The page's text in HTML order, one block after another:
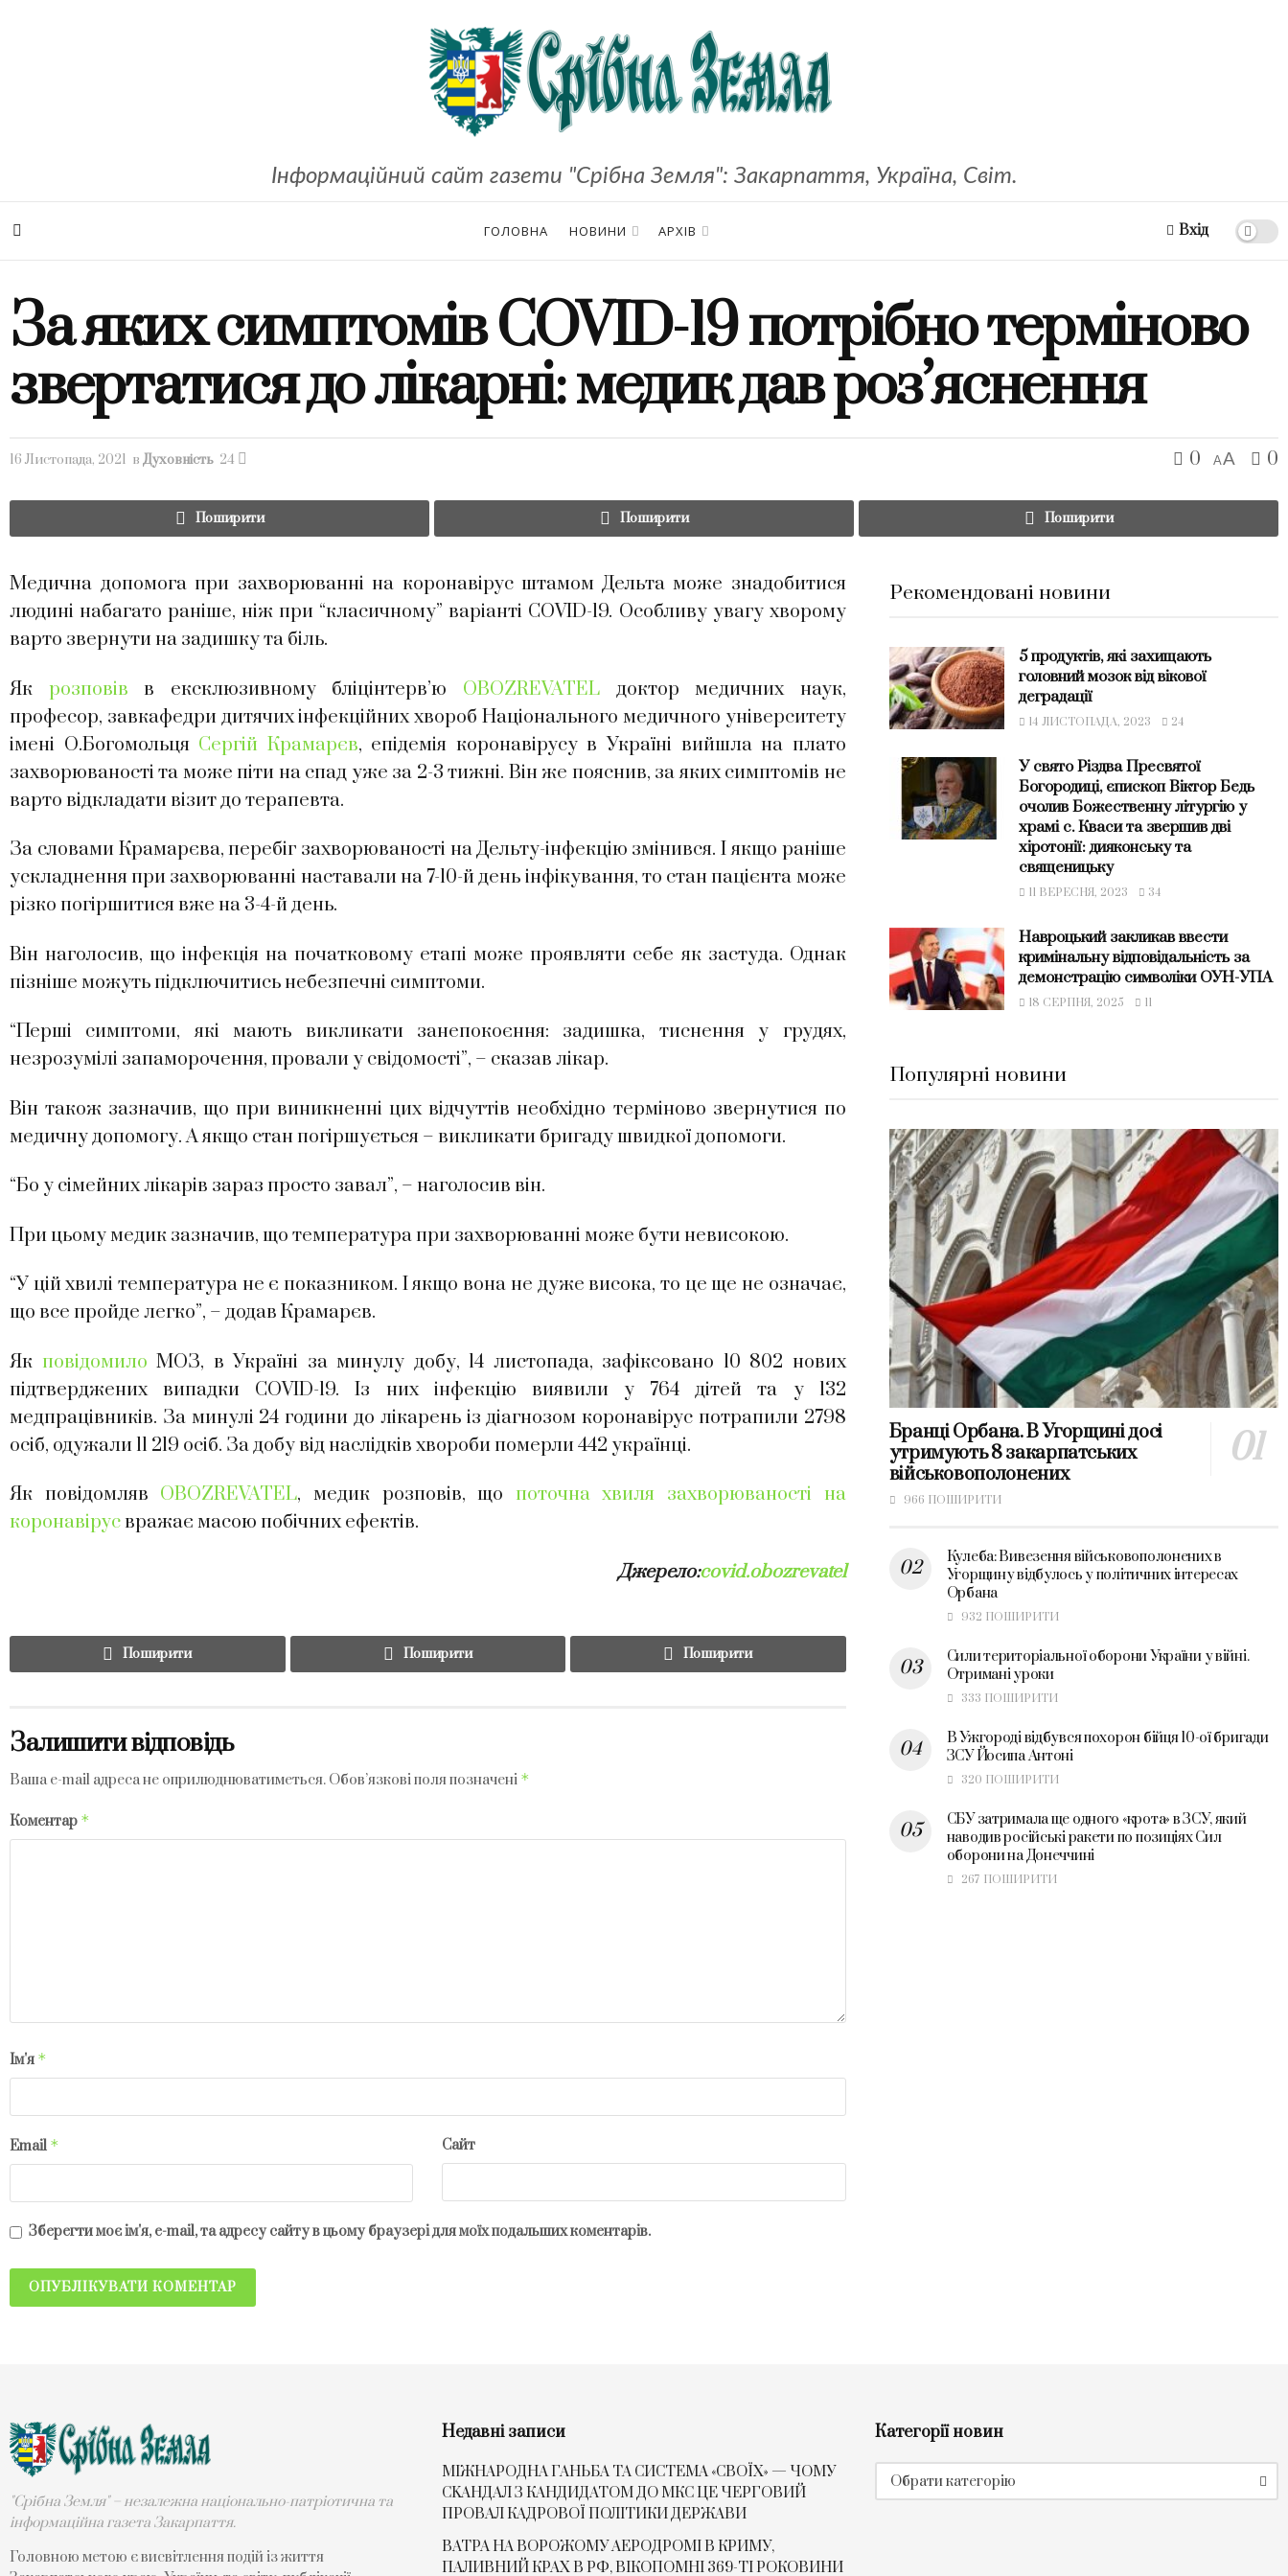
Інформаційний сайт газети "Срібна Земля": Закарпаття, Україна, Світ.
ГОЛОВНА НОВИНИ АРХІВ Вхід
За яких симптомів COVID-19 потрібно терміново
звертатися до лікарні: медик дав роз’яснення
16 Листопада, 2021 в Духовність 24 0 AA 0
Поширити Поширити Поширити
Медична допомога при захворюванні на коронавірус штамом Дельта може знадобитися
людині набагато раніше, ніж при “класичному” варіанті COVID-19. Особливу увагу хворому
варто звернути на задишку та біль.
Як розповів в ексклюзивному бліцінтерв’ю OBOZREVATELдоктор медичних наук,
професор, завкафедри дитячих інфекційних хвороб Національного медичного університету
імені О.Богомольця Сергій Крамарєв, епідемія коронавірусу в Україні вийшла на плато
захворюваності та може піти на спад уже за 2-3 тижні. Він же пояснив, за яких симптомів не
варто відкладати візит до терапевта.
За словами Крамарєва, перебіг захворюваності на Дельту-інфекцію змінився. І якщо раніше
ускладнення при захворюванні наставали на 7-10-й день інфікування, то стан пацієнта може
різко погіршитися вже на 3-4-й день.
Він наголосив, що інфекція на початковому етапі може проявляти себе як застуда. Однак
пізніше можуть підключитись небезпечні симптоми.
“Перші симптоми, які мають викликати занепокоєння: задишка, тиснення у грудях,
незрозумілі запаморочення, провали у свідомості”, – сказав лікар.
Він також зазначив, що при виникненні цих відчуттів необхідно терміново звернутися по
медичну допомогу. А якщо стан погіршується – викликати бригаду швидкої допомоги.
“Бо у сімейних лікарів зараз просто завал”, – наголосив він.
При цьому медик зазначив, що температура при захворюванні може бути невисокою.
“У цій хвилі температура не є показником. І якщо вона не дуже висока, то це ще не означає,
що все пройде легко”, – додав Крамарєв.
Як повідомилоМОЗ, в Україні за минулу добу, 14 листопада, зафіксовано 10 802 нових
підтверджених випадки COVID-19. Із них інфекцію виявили у 764 дітей та у 132
медпрацівників. За минулі 24 години до лікарень із діагнозом коронавірус потрапили 2798
осіб, одужали 11 219 осіб. За добу від наслідків хвороби померли 442 українці.
Як повідомляв OBOZREVATEL, медик розповів, що поточна хвиля захворюваності на
коронавірус вражає масою побічних ефектів.
Джерело:covid.obozrevatel
Поширити Поширити Поширити
Залишити відповідь
Ваша e-mail адреса не оприлюднюватиметься. Обов’язкові поля позначені *
Коментар *
Ім'я *
Email * Сайт
Зберегти моє ім'я, e-mail, та адресу сайту в цьому браузері для моїх подальших коментарів.
Рекомендовані новини
5 продуктів, які захищають
головний мозок від вікової
деградації
14 ЛИСТОПАДА, 2023 24
У свято Різдва Пресвятої
Богородиці, єпископ Віктор Бедь
очолив Божественну літургію у
храмі с. Кваси та звершив дві
хіротонії: дияконську та
священицьку
11 ВЕРЕСНЯ, 2023 34
Навроцький закликав ввести
кримінальну відповідальність за
демонстрацію символіки ОУН-УПА
18 СЕРПНЯ, 2025 11
Популярні новини
Бранці Орбана. В Угорщині досі
утримують 8 закарпатських
військовополонених
966 ПОШИРИТИ
Кулеба: Вивезення військовополонених в
Угорщину відбулось у політичних інтересах
Орбана
932 ПОШИРИТИ
Сили територіальної оборони України у війні.
Отримані уроки
333 ПОШИРИТИ
В Ужгороді відбувся похорон бійця 10-ої бригади
ЗСУ Йосипа Антоні
320 ПОШИРИТИ
СБУ затримала ще одного «крота» в ЗСУ, який
наводив російські ракети по позиціях Сил
оборони на Донеччині
267 ПОШИРИТИ
"Срібна Земля" – незалежна національно-патріотична та
інформаційна газета Закарпаття.
Головною метою є висвітлення подій із життя
Недавні записи
МІЖНАРОДНА ГАНЬБА ТА СИСТЕМА «СВОЇХ» — ЧОМУ
СKАНДАЛ З КАНДИДАТОМ ДО МКС ЦЕ ЧЕРГОВИЙ
ПРОВАЛ КАДРОВОЇ ПОЛІТИКИ ДЕРЖАВИ
ВАТРА НА ВОРОЖОМУ АЕРОДРОМІ В КРИМУ,
ПАЛИВНИЙ КРАХ В РФ, ВІКОПОМНІ 369-ТІ РОКОВИНИ
Категорії новин
Категорії
новин
Обрати категорію